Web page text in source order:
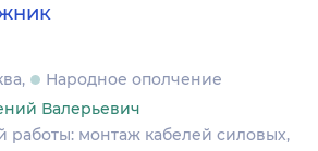
Народное ополчение
Валерьевич
работы: монтаж кабелей силовых,